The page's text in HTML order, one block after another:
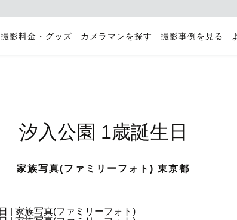
撮影料金・グッズ カメラマンを探す 撮影事例を見る
汐入公園 1歳誕生日
家族写真(ファミリーフォト) 東京都